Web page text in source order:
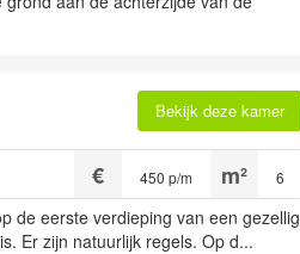
Bekijk deze kamer
6
450 p/m
de eerste verdieping van een gezellig
Er zijn natuurlijk regels. Op d...